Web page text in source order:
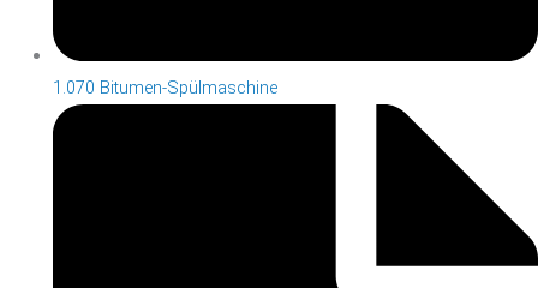
1.070 Bitumen-Spülmaschine